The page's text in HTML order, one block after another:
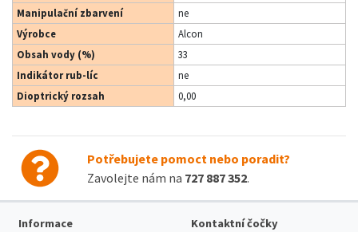
Manipulační zbarvení
ne
Výrobce
Alcon
Obsah vody (%)
33
Indikátor rub-líc
ne
Dioptrický rozsah
0,00
Potřebujete pomoct nebo poradit?
Zavolejte nám na 727 887 352.
Informace
Kontaktní čočky